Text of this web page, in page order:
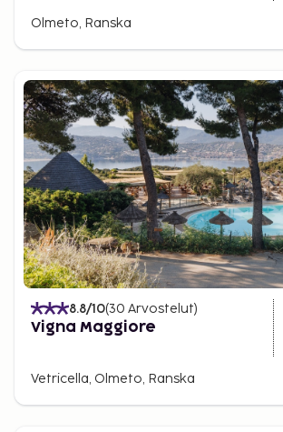
Olmeto, Ranska
8.8/10(30 Arvostelut)
Vigna Maggiore
Vetricella, Olmeto, Ranska